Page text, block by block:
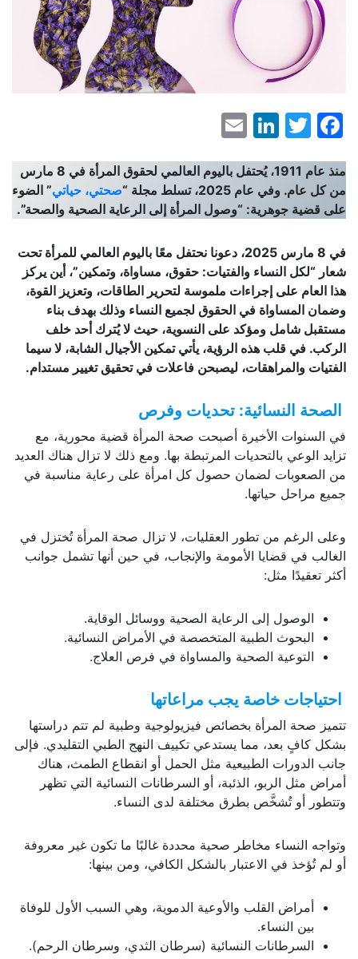
Facebook
Twitter
LinkedIn
منذ عام 1911، يُحتفل باليوم العالمي لحقوق المرأة في 8 مارس
من كل عام. وفي عام 2025، تسلط مجلة “
صحتي، حياتي” الضوء
على قضية جوهرية: “وصول المرأة إلى الرعاية الصحية والصحة”.
في 8 مارس 2025، دعونا نحتفل معًا باليوم العالمي للمرأة تحت
شعار “لكل النساء والفتيات: حقوق، مساواة، وتمكين”، أين يركز
هذا العام على إجراءات ملموسة لتحرير الطاقات، وتعزيز القوة،
وضمان المساواة في الحقوق لجميع النساء وذلك بهدف بناء
مستقبل شامل ومؤكد على النسوية، حيث لا يُترك أحد خلف
الركب. في قلب هذه الرؤية، يأتي تمكين الأجيال الشابة، لا سيما
الفتيات والمراهقات، ليصبحن فاعلات في تحقيق تغيير مستدام.
الصحة النسائية: تحديات وفرص
في السنوات الأخيرة أصبحت صحة المرأة قضية محورية، مع
تزايد الوعي بالتحديات المرتبطة بها. ومع ذلك لا تزال هناك العديد
من الصعوبات لضمان حصول كل امرأة على رعاية مناسبة في
جميع مراحل حياتها.
وعلى الرغم من تطور العقليات، لا تزال صحة المرأة تُختزل في
الغالب في قضايا الأمومة والإنجاب، في حين أنها تشمل جوانب
أكثر تعقيدًا مثل:
الوصول إلى الرعاية الصحية ووسائل الوقاية.
البحوث الطبية المتخصصة في الأمراض النسائية.
التوعية الصحية والمساواة في فرص العلاج.
احتياجات خاصة يجب مراعاتها
تتميز صحة المرأة بخصائص فيزيولوجية وطبية لم تتم دراستها
بشكل كافٍ بعد، مما يستدعي تكييف النهج الطبي التقليدي. فإلى
جانب الدورات الطبيعية مثل الحمل أو انقطاع الطمث، هناك
أمراض مثل الربو، الذئبة، أو السرطانات النسائية التي تظهر
وتتطور أو تُشخَّص بطرق مختلفة لدى النساء.
وتواجه النساء مخاطر صحية محددة غالبًا ما تكون غير معروفة
أو لم تُؤخذ في الاعتبار بالشكل الكافي، ومن بينها:
أمراض القلب والأوعية الدموية، وهي السبب الأول للوفاة
بين النساء.
السرطانات النسائية (سرطان الثدي، وسرطان الرحم).